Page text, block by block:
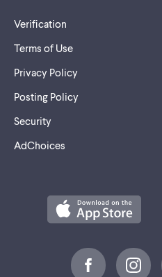
Verification
Terms of Use
Privacy Policy
Posting Policy
Security
AdChoices